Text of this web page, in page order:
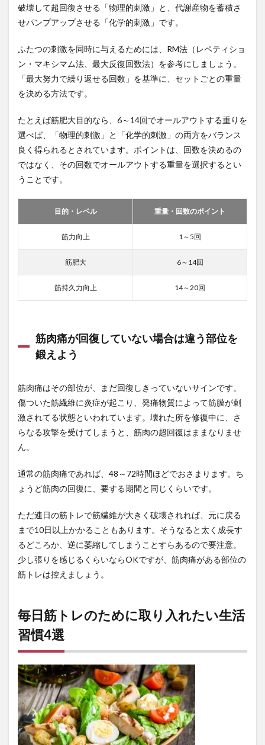
破壊して超回復させる「物理的刺激」と、代謝産物を蓄積さ
せパンプアップさせる「化学的刺激」です。
ふたつの刺激を同時に与えるためには、RM法（レペティショ
ン・マキシマム法、最大反復回数法）を参考にしましょう。
「最大努力で繰り返せる回数」を基準に、セットごとの重量
を決める方法です。
たとえば筋肥大目的なら、6～14回でオールアウトする重りを
選べば、「物理的刺激」と「化学的刺激」の両方をバランス
良く得られるとされています。ポイントは、回数を決めるの
ではなく、その回数でオールアウトする重量を選択するとい
うことです。
目的・レベル 重量・回数のポイント
筋力向上 1～5回
筋肥大 6～14回
筋持久力向上 14～20回
筋肉痛が回復していない場合は違う部位を
鍛えよう
筋肉痛はその部位が、まだ回復しきっていないサインです。
傷ついた筋繊維に炎症が起こり、発痛物質によって筋膜が刺
激されてる状態といわれています。壊れた所を修復中に、さ
らなる攻撃を受けてしまうと、筋肉の超回復はままなりませ
ん。
通常の筋肉痛であれば、48～72時間ほどでおさまります。ち
ょうど筋肉の回復に、要する期間と同じくらいです。
ただ連日の筋トレで筋繊維が大きく破壊されれば、元に戻る
まで10日以上かかることもあります。そうなると太く成長す
るどころか、逆に萎縮してしまうことすらあるので要注意。
少し張りを感じるくらいならOKですが、筋肉痛がある部位の
筋トレは控えましょう。
毎日筋トレのために取り入れたい生活
習慣4選